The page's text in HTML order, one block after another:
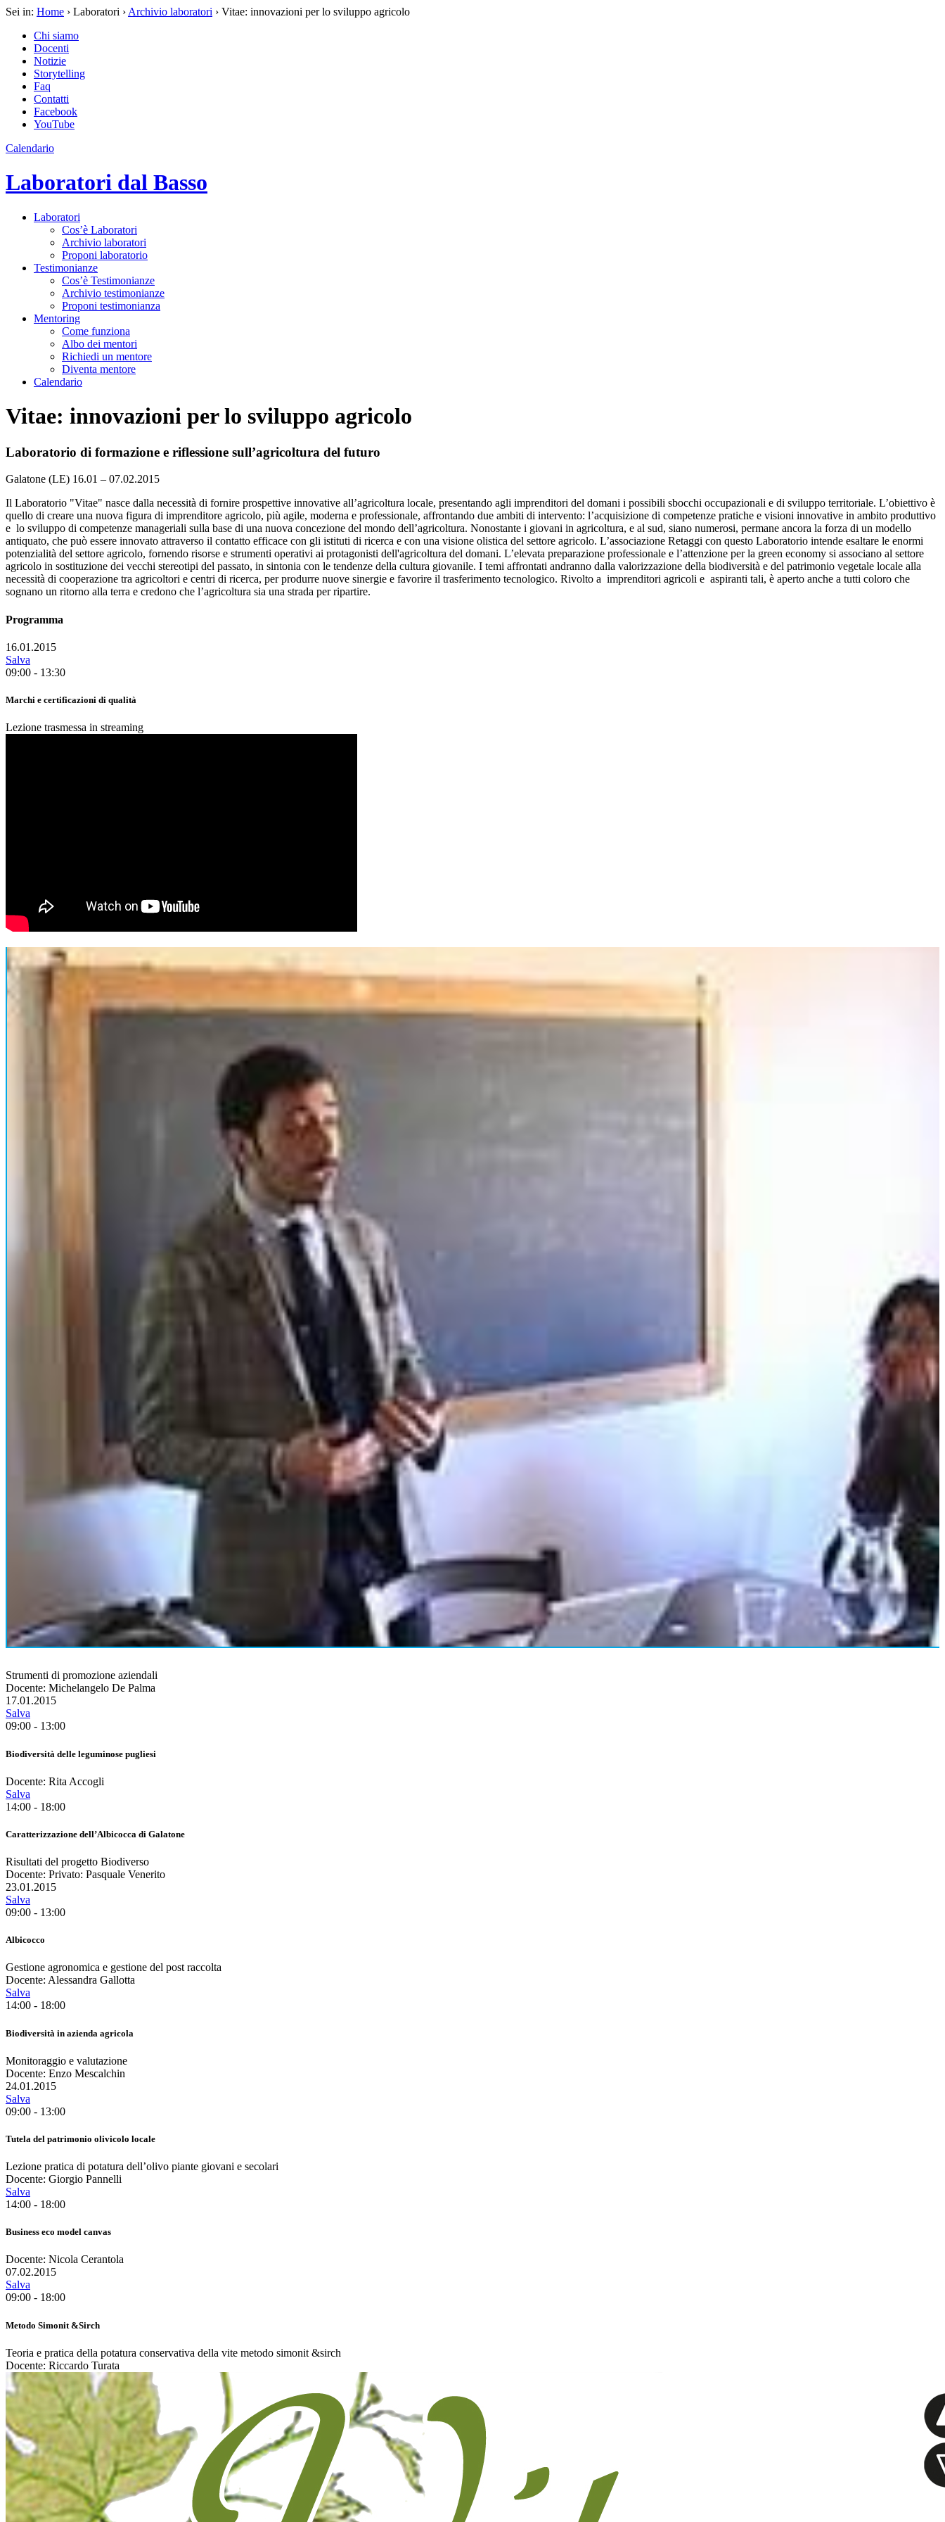
Sei in: Home › Laboratori › Archivio laboratori › Vitae: innovazioni per lo sviluppo agricolo
Chi siamo
Docenti
Notizie
Storytelling
Faq
Contatti
Facebook
YouTube
Calendario
Laboratori dal Basso
Laboratori
Cos’è Laboratori
Archivio laboratori
Proponi laboratorio
Testimonianze
Cos’è Testimonianze
Archivio testimonianze
Proponi testimonianza
Mentoring
Come funziona
Albo dei mentori
Richiedi un mentore
Diventa mentore
Calendario
Vitae: innovazioni per lo sviluppo agricolo
Laboratorio di formazione e riflessione sull’agricoltura del futuro
Galatone (LE) 16.01 – 07.02.2015
Il Laboratorio "Vitae" nasce dalla necessità di fornire prospettive innovative all’agricoltura locale, presentando agli imprenditori del domani i possibili sbocchi occupazionali e di sviluppo territoriale. L’obiettivo è
quello di creare una nuova figura di imprenditore agricolo, più agile, moderna e professionale, affrontando due ambiti di intervento: l’acquisizione di competenze pratiche e visioni innovative in ambito produttivo
e lo sviluppo di competenze manageriali sulla base di una nuova concezione del mondo dell’agricoltura. Nonostante i giovani in agricoltura, e al sud, siano numerosi, permane ancora la forza di un modello
antiquato, che può essere innovato attraverso il contatto efficace con gli istituti di ricerca e con una visione olistica del settore agricolo. L’associazione Retaggi con questo Laboratorio intende esaltare le enormi
potenzialità del settore agricolo, fornendo risorse e strumenti operativi ai protagonisti dell'agricoltura del domani. L’elevata preparazione professionale e l’attenzione per la green economy si associano al settore
agricolo in sostituzione dei vecchi stereotipi del passato, in sintonia con le tendenze della cultura giovanile. I temi affrontati andranno dalla valorizzazione della biodiversità e del patrimonio vegetale locale alla
necessità di cooperazione tra agricoltori e centri di ricerca, per produrre nuove sinergie e favorire il trasferimento tecnologico. Rivolto a imprenditori agricoli e aspiranti tali, è aperto anche a tutti coloro che
sognano un ritorno alla terra e credono che l’agricoltura sia una strada per ripartire.
Programma
16.01.2015
Salva
09:00 - 13:30
Marchi e certificazioni di qualità
Lezione trasmessa in streaming
Strumenti di promozione aziendali
Docente: Michelangelo De Palma
17.01.2015
Salva
09:00 - 13:00
Biodiversità delle leguminose pugliesi
Docente: Rita Accogli
Salva
14:00 - 18:00
Caratterizzazione dell’Albicocca di Galatone
Risultati del progetto Biodiverso
Docente: Privato: Pasquale Venerito
23.01.2015
Salva
09:00 - 13:00
Albicocco
Gestione agronomica e gestione del post raccolta
Docente: Alessandra Gallotta
Salva
14:00 - 18:00
Biodiversità in azienda agricola
Monitoraggio e valutazione
Docente: Enzo Mescalchin
24.01.2015
Salva
09:00 - 13:00
Tutela del patrimonio olivicolo locale
Lezione pratica di potatura dell’olivo piante giovani e secolari
Docente: Giorgio Pannelli
Salva
14:00 - 18:00
Business eco model canvas
Docente: Nicola Cerantola
07.02.2015
Salva
09:00 - 18:00
Metodo Simonit &Sirch
Teoria e pratica della potatura conservativa della vite metodo simonit &sirch
Docente: Riccardo Turata